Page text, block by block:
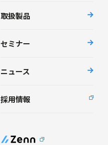
取扱製品
セミナー
ニュース
採用情報